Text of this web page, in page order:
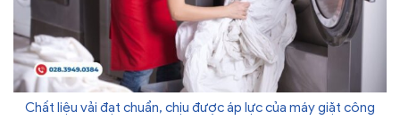
Chất liệu vải đạt chuẩn, chịu được áp lực của máy giặt công